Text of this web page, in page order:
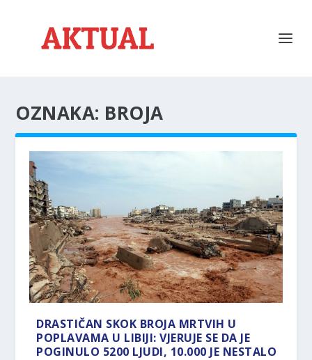
OZNAKA: BROJA
DRASTIČAN SKOK BROJA MRTVIH U
POPLAVAMA U LIBIJI: VJERUJE SE DA JE
POGINULO 5200 LJUDI, 10.000 JE NESTALO